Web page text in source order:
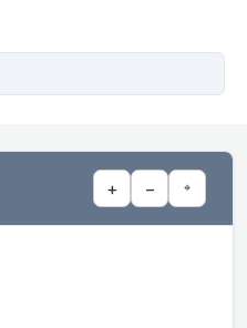
+ − ⌖